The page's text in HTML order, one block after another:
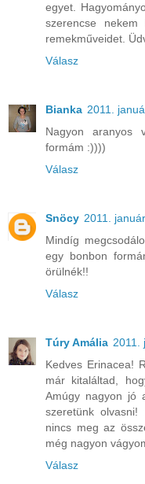
egyet.
szerencse
remekműveidet.
Válasz
Bianka 2011.
Nagyon aranyos
formám :))))
Válasz
Snöcy 2011.
Mindíg
egy bonbon
örülnék!!
Válasz
Túry Amália 2011.
Kedves Erinacea!
már kitaláltad,
Amúgy nagyon jó
szeretünk
nincs meg az
még nagyon
Válasz